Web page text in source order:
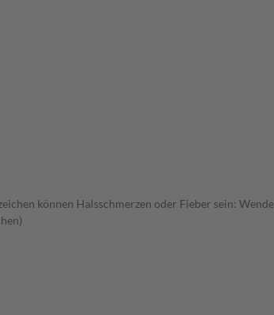
können Halsschmerzen oder Fieber sein: